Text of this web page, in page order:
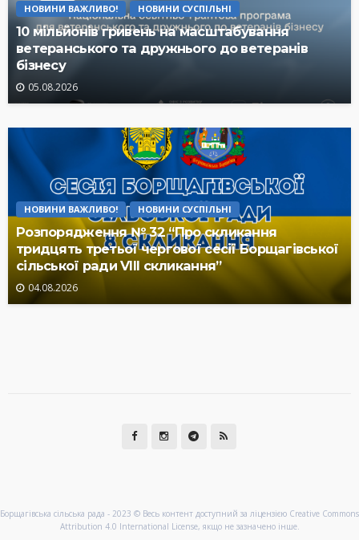
НОВИНИ ВАЖЛИВО! НОВИНИ СУСПІЛЬНІ
10 мільйонів гривень на масштабування
ветеранського та дружнього до ветеранів
бізнесу
05.08.2026
НОВИНИ ВАЖЛИВО! НОВИНИ СУСПІЛЬНІ
Розпорядження № 32 “Про скликання
тридцять третьої чергової сесії Борщагівської
сільської ради VIII скликання”
04.08.2026
Борщагівська сільська рада - 2023 © Весь контент доступний за ліцензією Creative Commons
Attribution 4.0 International License, якщо не зазначено інше.